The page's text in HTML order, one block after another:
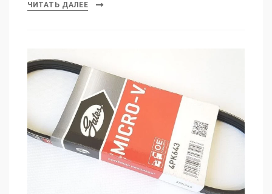
ЧИТАТЬ ДАЛЕЕ